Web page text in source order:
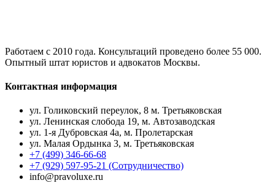
Работаем с 2010 года. Консультаций проведено более 55 000.
Опытный штат юристов и адвокатов Москвы.
Контактная информация
ул. Голиковский переулок, 8 м. Третьяковская
ул. Ленинская слобода 19, м. Автозаводская
ул. 1-я Дубровская 4а, м. Пролетарская
ул. Малая Ордынка 3, м. Третьяковская
+7 (499) 346-66-68
+7 (929) 597-95-21 (Сотрудничество)
info@pravoluxe.ru